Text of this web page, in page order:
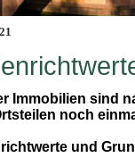
Immobilien sind
noch
und